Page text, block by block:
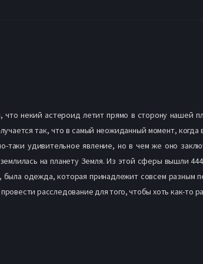
некий астероид летит прямо в сторону нашей
так, что в самый неожиданный момент,
таки удивительное явление, но в чем же оно
на планету Земля. Из этой сферы вышли
одежда, которая принадлежит совсем разным
расследование для того, чтобы хоть как-